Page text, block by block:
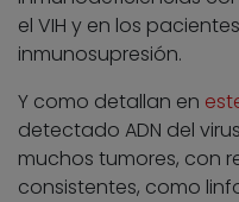
el VIH y en los
inmunosupresión.
Y como detallan en
detectado ADN del
muchos tumores, con
consistentes, como